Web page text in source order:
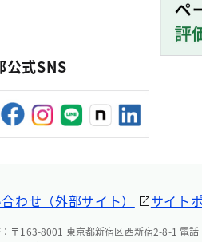
公式SNS
わせ（外部サイト） サイト
〒163-8001 東京都新宿区西新宿2-8-1 電話